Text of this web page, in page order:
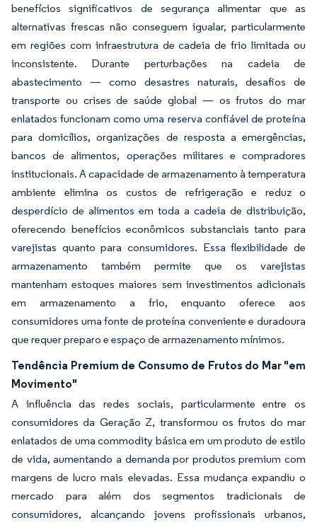
benefícios significativos de segurança alimentar que as
alternativas frescas não conseguem igualar, particularmente
em regiões com infraestrutura de cadeia de frio limitada ou
inconsistente. Durante perturbações na cadeia de
abastecimento — como desastres naturais, desafios de
transporte ou crises de saúde global — os frutos do mar
enlatados funcionam como uma reserva confiável de proteína
para domicílios, organizações de resposta a emergências,
bancos de alimentos, operações militares e compradores
institucionais. A capacidade de armazenamento à temperatura
ambiente elimina os custos de refrigeração e reduz o
desperdício de alimentos em toda a cadeia de distribuição,
oferecendo benefícios econômicos substanciais tanto para
varejistas quanto para consumidores. Essa flexibilidade de
armazenamento também permite que os varejistas
mantenham estoques maiores sem investimentos adicionais
em armazenamento a frio, enquanto oferece aos
consumidores uma fonte de proteína conveniente e duradoura
que requer preparo e espaço de armazenamento mínimos.
Tendência Premium de Consumo de Frutos do Mar "em
Movimento"
A influência das redes sociais, particularmente entre os
consumidores da Geração Z, transformou os frutos do mar
enlatados de uma commodity básica em um produto de estilo
de vida, aumentando a demanda por produtos premium com
margens de lucro mais elevadas. Essa mudança expandiu o
mercado para além dos segmentos tradicionais de
consumidores, alcançando jovens profissionais urbanos,